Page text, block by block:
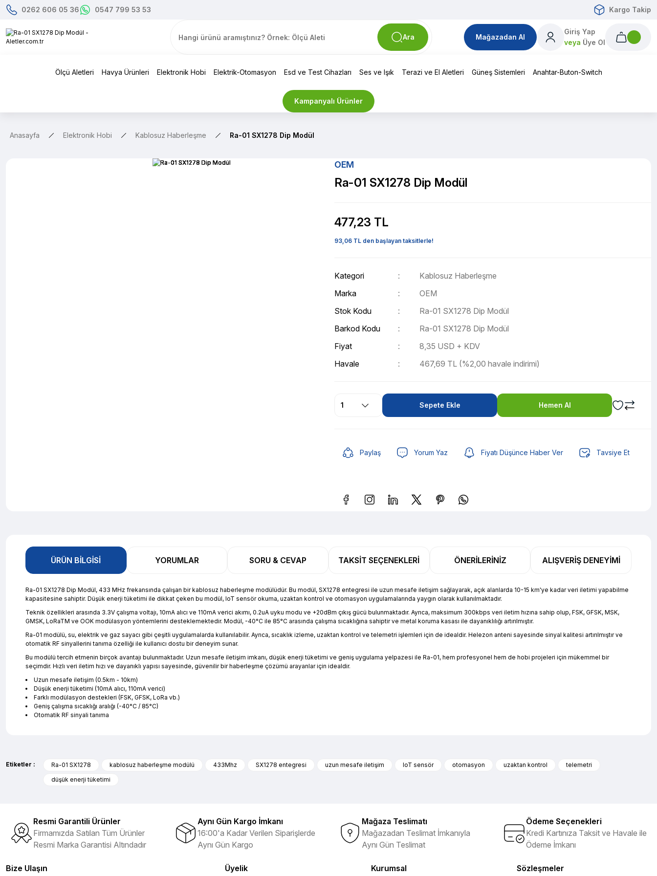
0262 606 05 36 0547 799 53 53 Kargo Takip
Ara Mağazadan Al
Giriş Yap
veya Üye Ol
Ölçü Aletleri Havya Ürünleri Elektronik Hobi Elektrik-Otomasyon Esd ve Test Cihazları Ses ve Işık Terazi ve El Aletleri Güneş Sistemleri Anahtar-Buton-Switch
Kampanyalı Ürünler
Anasayfa Elektronik Hobi Kablosuz Haberleşme Ra-01 SX1278 Dip Modül
OEM
Ra-01 SX1278 Dip Modül
477,23 TL
93,06 TL den başlayan taksitlerle!
Kategori
Kablosuz Haberleşme
Marka
OEM
Stok Kodu
Ra-01 SX1278 Dip Modül
Barkod Kodu
Ra-01 SX1278 Dip Modül
Fiyat
8,35 USD + KDV
Havale
467,69 TL (%2,00 havale indirimi)
Sepete Ekle Hemen Al
Paylaş Yorum Yaz Fiyatı Düşünce Haber Ver Tavsiye Et
ÜRÜN BILGISI YORUMLAR SORU & CEVAP TAKSIT SEÇENEKLERI ÖNERILERINIZ ALIŞVERIŞ DENEYIMI
Ra-01 SX1278 Dip Modül, 433 MHz frekansında çalışan bir kablosuz haberleşme modülüdür. Bu modül, SX1278 entegresi ile uzun mesafe iletişim sağlayarak, açık alanlarda 10-15 km'ye kadar veri iletimi yapabilme
kapasitesine sahiptir. Düşük enerji tüketimi ile dikkat çeken bu modül, IoT sensör okuma, uzaktan kontrol ve otomasyon uygulamalarında yaygın olarak kullanılmaktadır.
Teknik özellikleri arasında 3.3V çalışma voltajı, 10mA alıcı ve 110mA verici akımı, 0.2uA uyku modu ve +20dBm çıkış gücü bulunmaktadır. Ayrıca, maksimum 300kbps veri iletim hızına sahip olup, FSK, GFSK, MSK,
GMSK, LoRaTM ve OOK modülasyon yöntemlerini desteklemektedir. Modül, -40°C ile 85°C arasında çalışma sıcaklığına sahiptir ve metal koruma kasası ile dayanıklılığı artırılmıştır.
Ra-01 modülü, su, elektrik ve gaz sayacı gibi çeşitli uygulamalarda kullanılabilir. Ayrıca, sıcaklık izleme, uzaktan kontrol ve telemetri işlemleri için de idealdir. Helezon anteni sayesinde sinyal kalitesi artırılmıştır ve
otomatik RF sinyallerini tanıma özelliği ile kullanıcı dostu bir deneyim sunar.
Bu modülü tercih etmenin birçok avantajı bulunmaktadır. Uzun mesafe iletişim imkanı, düşük enerji tüketimi ve geniş uygulama yelpazesi ile Ra-01, hem profesyonel hem de hobi projeleri için mükemmel bir
seçimdir. Hızlı veri iletim hızı ve dayanıklı yapısı sayesinde, güvenilir bir haberleşme çözümü arayanlar için idealdir.
Uzun mesafe iletişim (0.5km - 10km)
Düşük enerji tüketimi (10mA alıcı, 110mA verici)
Farklı modülasyon destekleri (FSK, GFSK, LoRa vb.)
Geniş çalışma sıcaklığı aralığı (-40°C / 85°C)
Otomatik RF sinyali tanıma
Bu ürüne ilk yorumu siz yapın!
Ürün hakkında henüz soru sorulmamış.
Ürün resmi kalitesiz, bozuk veya görüntülenemiyor.
Ürün fiyatı diğer sitelerden daha pahalı.
Bu ürüne benzer farklı alternatifler olmalı.
Selim Toprak | 04/08/2026
Kısa sürede geldi. Ürünler de iyi sarılmıştı. Gayet iyi
Etiketler : Ra-01 SX1278 kablosuz haberleşme modülü 433Mhz SX1278 entegresi uzun mesafe iletişim IoT sensör otomasyon uzaktan kontrol
telemetri
düşük enerji tüketimi
Resmi Garantili Ürünler
Firmamızda Satılan Tüm Ürünler
Resmi Marka Garantisi Altındadır
Aynı Gün Kargo İmkanı
16:00'a Kadar Verilen Siparişlerde
Aynı Gün Kargo
Mağaza Teslimatı
Mağazadan Teslimat İmkanıyla
Aynı Gün Teslimat
Ödeme Seçenekleri
Kredi Kartınıza Taksit ve Havale ile
Ödeme İmkanı
Bize Ulaşın Üyelik Kurumsal Sözleşmeler